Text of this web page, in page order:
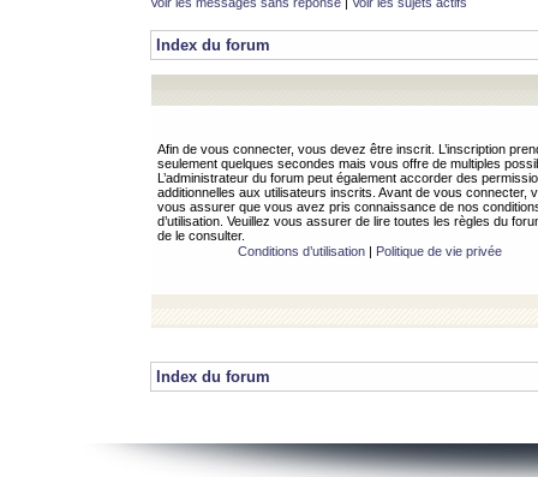
Index du forum
Afin de vous connecter, vous devez être inscrit. L’inscription
seulement quelques secondes mais vous offre de multiples
L’administrateur du forum peut également accorder des
additionnelles aux utilisateurs inscrits. Avant de vous connecter,
vous assurer que vous avez pris connaissance de nos
d’utilisation. Veuillez vous assurer de lire toutes les règles du
de le consulter.
Conditions d’utilisation| Politique de vie privée
Index du forum